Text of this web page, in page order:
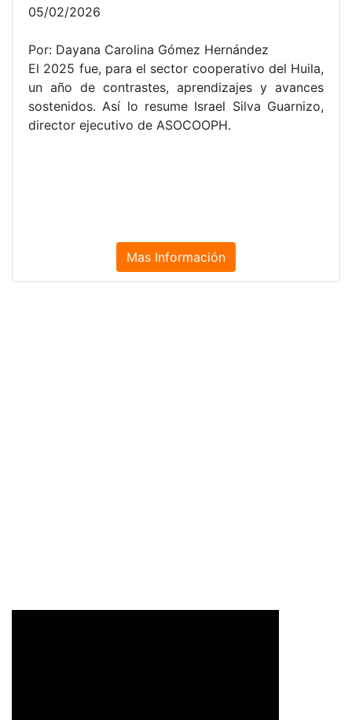
05/11/2022
Por Oficina de comunicaciones. Desde hoy se
abrió el telón en el departamento del Cauca,
para gozar de las mejores manifestaciones de la
cultura a través de la danza infantil con el primer.
Mas Información